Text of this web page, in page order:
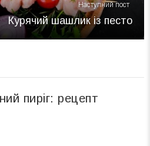
Наступний пост
Курячий шашлик із песто
пиріг: рецепт